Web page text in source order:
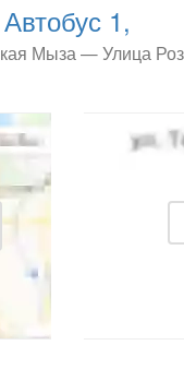
Автобус 1,
Мыза — Улица